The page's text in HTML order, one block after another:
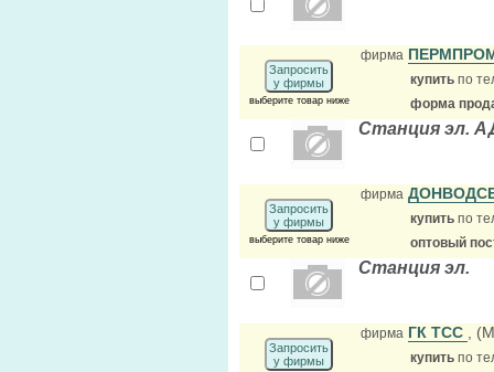
Запросить
у фирмы
выберите товар ниже
фирма
купить по
форма
Станция эл.
Запросить
у фирмы
выберите товар ниже
фирма
купить по
оптовый
Станция эл.
Запросить
у фирмы
фирма ГК ТСС ,
купить по